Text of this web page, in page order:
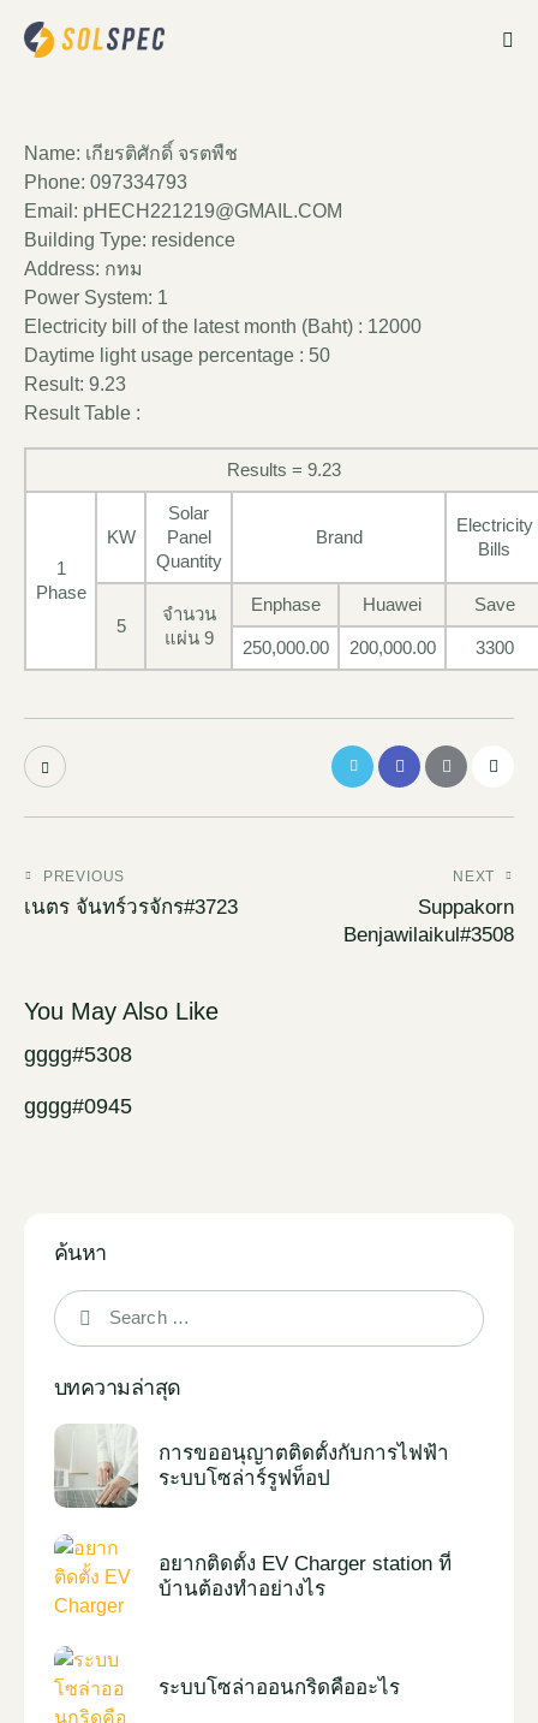
Name: เกียรติศักดิ์ จรตพืช
Phone: 097334793
Email: pHECH221219@GMAIL.COM
Building Type: residence
Address: กทม
Power System: 1
Electricity bill of the latest month (Baht) : 12000
Daytime light usage percentage : 50
Result: 9.23
Result Table :
Results = 9.23
1
Phase
KW
Solar
Panel
Quantity
Brand
Electricity
Bills
5
จำนวน
แผ่น 9
Enphase Huawei Save
250,000.00 200,000.00 3300
PREVIOUS
เนตร จันทร์วรจักร#3723
NEXT
Suppakorn
Benjawilaikul#3508
You May Also Like
gggg#5308
gggg#0945
ค้นหา
บทความล่าสุด
การขออนุญาตติดตั้งกับการไฟฟ้า
ระบบโซล่าร์รูฟท็อป
อยากติดตั้ง EV Charger station ที่
บ้านต้องทำอย่างไร
ระบบโซล่าออนกริดคืออะไร